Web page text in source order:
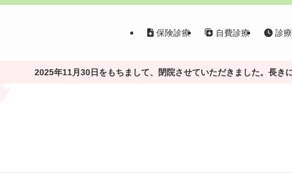
保険診療 自費診療 診
2025年11月30日をもちまして、閉院させていただきました。長きに